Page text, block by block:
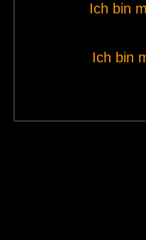
Ich bin
Ich bin